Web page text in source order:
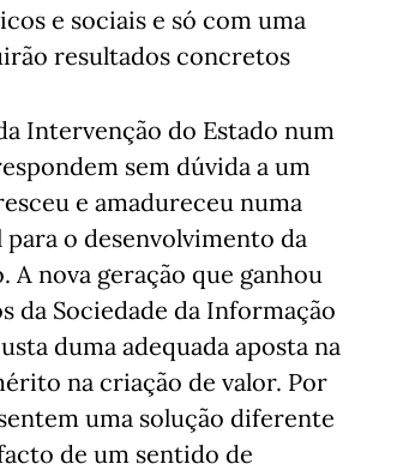
e sociais e só com uma
resultados concretos
Intervenção do Estado num
sem dúvida a um
e amadureceu numa
o desenvolvimento da
nova geração que ganhou
da Sociedade da Informação
duma adequada aposta na
na criação de valor. Por
uma solução diferente
de um sentido de